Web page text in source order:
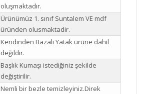
oluşmaktadır.
Ürünümüz 1. sınıf Suntalem VE mdf
üründen olusmaktadir.
Kendinden Bazalı Yatak ürüne dahil
değildir.
Başlık Kumaşı istediğiniz şekilde
değiştirilir.
Nemli bir bezle temizleyiniz.Direk